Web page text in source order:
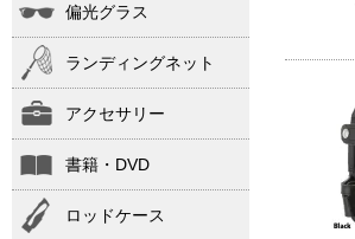
偏光グラス
ランディングネット
アクセサリー
書籍・DVD
ロッドケース